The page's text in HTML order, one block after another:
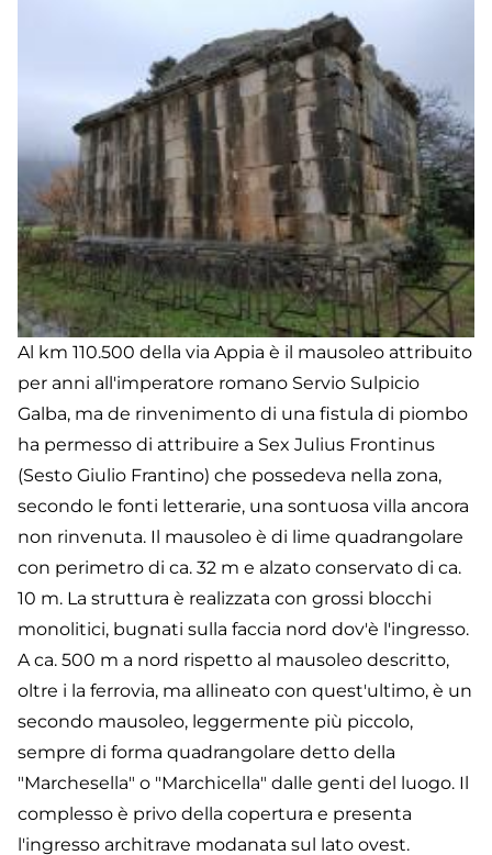
Al km 110.500 della via Appia è il mausoleo attribuito
per anni all'imperatore romano Servio Sulpicio
Galba, ma de rinvenimento di una fistula di piombo
ha permesso di attribuire a Sex Julius Frontinus
(Sesto Giulio Frantino) che possedeva nella zona,
secondo le fonti letterarie, una sontuosa villa ancora
non rinvenuta. Il mausoleo è di lime quadrangolare
con perimetro di ca. 32 m e alzato conservato di ca.
10 m. La struttura è realizzata con grossi blocchi
monolitici, bugnati sulla faccia nord dov'è l'ingresso.
A ca. 500 m a nord rispetto al mausoleo descritto,
oltre i la ferrovia, ma allineato con quest'ultimo, è un
secondo mausoleo, leggermente più piccolo,
sempre di forma quadrangolare detto della
"Marchesella" o "Marchicella" dalle genti del luogo. Il
complesso è privo della copertura e presenta
l'ingresso architrave modanata sul lato ovest.